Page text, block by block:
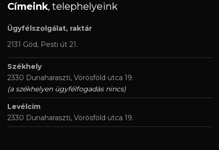
Címeink, telephelyeink
Ügyfélszolgálat, raktár
2131 Göd, Pesti út 21.
Székhely
2330 Dunaharaszti, Vörösföld utca 19.
(a székhelyen ügyfélfogadás nincs)
Levélcím
2330 Dunaharaszti, Vörösföld utca 19.